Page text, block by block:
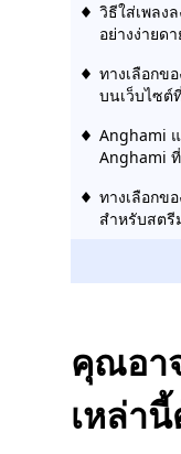
วิธีใส่เพลง
อย่างง่ายดา
ทางเลือกข
บนเว็บไซต์
Anghami
Anghami
ทางเลือกข
สำหรับสตรี
Tidal vs
เพลงได้อย่
กับดนตรีที่
Spotify เที
มเพลงคนใด
คุณอา
เหล่า